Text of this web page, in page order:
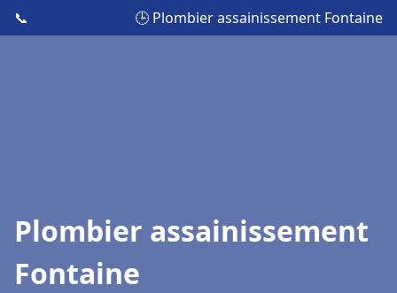
📞 🕒 Plombier assainissement Fontaine
Plombier assainissement
Fontaine